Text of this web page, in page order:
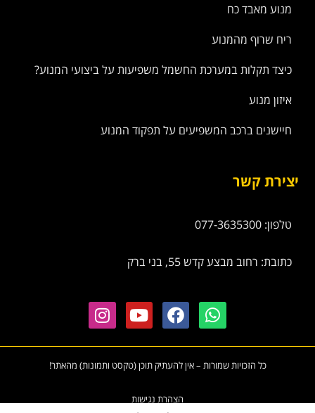
מנוע מאבד כח
ריח שרוף מהמנוע
כיצד תקלות במערכת החשמל משפיעות על ביצועי המנוע?
איזון מנוע
חיישנים ברכב המשפיעים על תפקוד המנוע
יצירת קשר
טלפון: 077-3635300
כתובת: רחוב מבצע קדש 55, בני ברק
כל הזכויות שמורות – אין להעתיק תוכן (טקסט ותמונות) מהאתר!
הצהרת נגישות